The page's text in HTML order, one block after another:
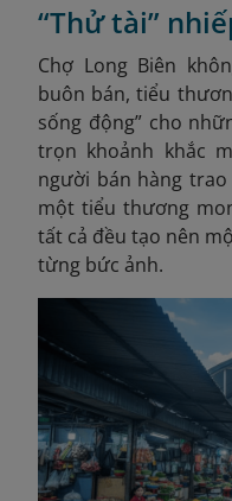
“Thử tài”
Chợ Long Biên
buôn bán, tiểu
sống động” cho
trọn khoảnh khắc
người bán hàng
một tiểu thương
tất cả đều tạo nên
từng bức ảnh.